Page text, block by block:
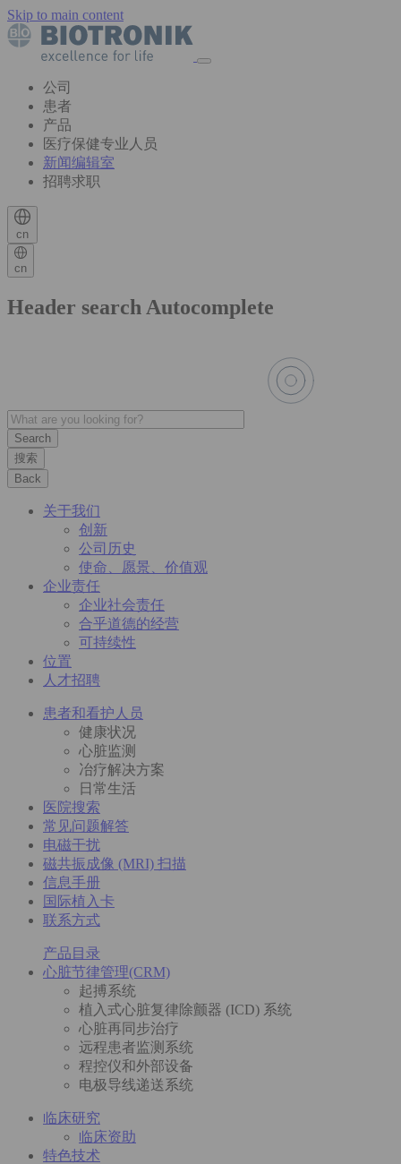
Skip to main content
公司
患者
产品
医疗保健专业人员
新闻编辑室
招聘求职
cn
cn
Header search Autocomplete
搜索
Back
关于我们
创新
公司历史
使命、愿景、价值观
企业责任
企业社会责任
合乎道德的经营
可持续性
位置
人才招聘
患者和看护人员
健康状况
心脏监测
冶疗解决方案
日常生活
医院搜索
常见问题解答
电磁干扰
磁共振成像 (MRI) 扫描
信息手册
国际植入卡
联系方式
产品目录
心脏节律管理(CRM)
起搏系统
植入式心脏复律除颤器 (ICD) 系统
心脏再同步治疗
远程患者监测系统
程控仪和外部设备
电极导线递送系统
临床研究
临床资助
特色技术